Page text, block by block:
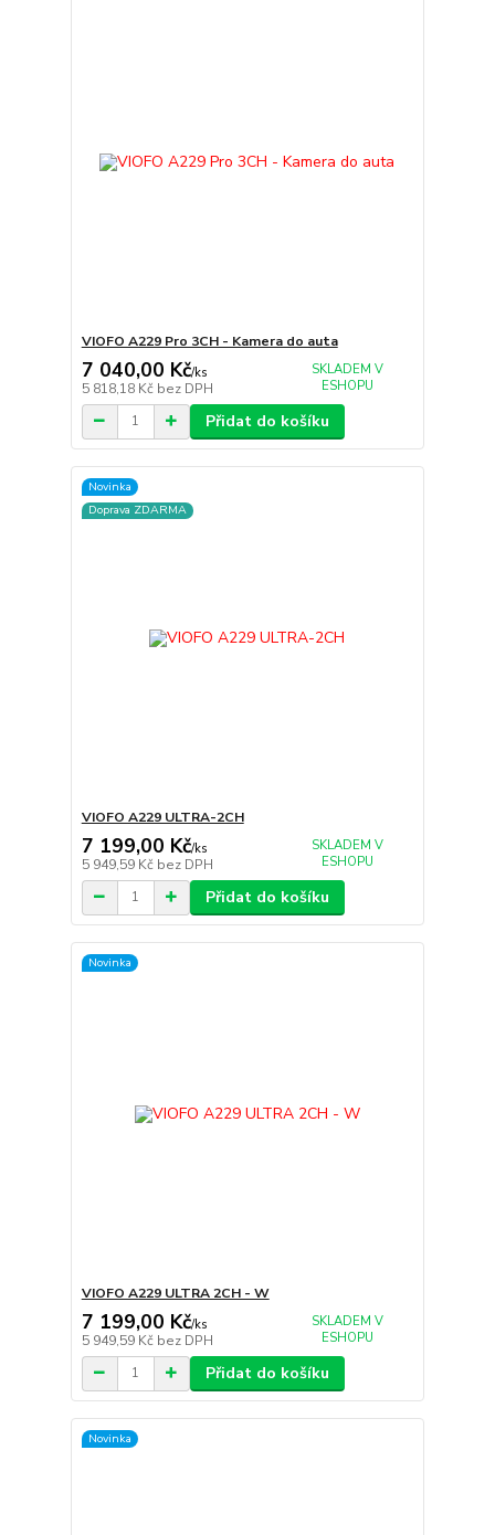
VIOFO A229 Pro 3CH - Kamera do auta
7 040,00 Kč/ks
5 818,18 Kč bez DPH
SKLADEM V
ESHOPU
Přidat do košíku
Novinka
Doprava ZDARMA
VIOFO A229 ULTRA-2CH
7 199,00 Kč/ks
5 949,59 Kč bez DPH
SKLADEM V
ESHOPU
Přidat do košíku
Novinka
VIOFO A229 ULTRA 2CH - W
7 199,00 Kč/ks
5 949,59 Kč bez DPH
SKLADEM V
ESHOPU
Přidat do košíku
Novinka